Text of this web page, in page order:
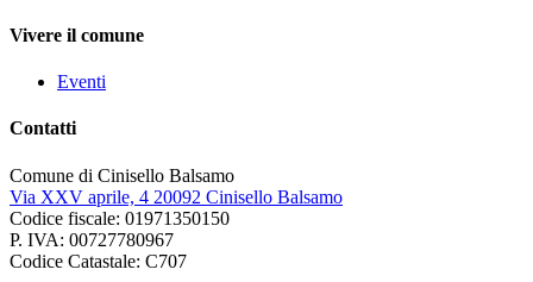
Vivere il comune
Eventi
Contatti
Comune di Cinisello Balsamo
Via XXV aprile, 4 20092 Cinisello Balsamo
Codice fiscale: 01971350150
P. IVA: 00727780967
Codice Catastale: C707